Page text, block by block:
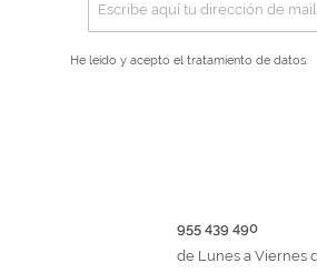
He leído y acepto el tratamiento de datos.
955 439 490
de Lunes a Viernes